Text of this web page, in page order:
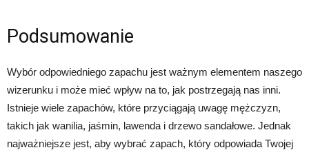
Podsumowanie
Wybór odpowiedniego zapachu jest ważnym elementem naszego
wizerunku i może mieć wpływ na to, jak postrzegają nas inni.
Istnieje wiele zapachów, które przyciągają uwagę mężczyzn,
takich jak wanilia, jaśmin, lawenda i drzewo sandałowe. Jednak
najważniejsze jest, aby wybrać zapach, który odpowiada Twojej